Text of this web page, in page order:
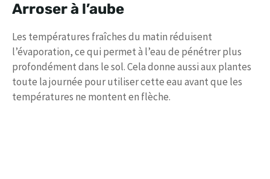
Arroser à l’aube
Les températures fraîches du matin réduisent
l’évaporation, ce qui permet à l’eau de pénétrer plus
profondément dans le sol. Cela donne aussi aux plantes
toute la journée pour utiliser cette eau avant que les
températures ne montent en flèche.